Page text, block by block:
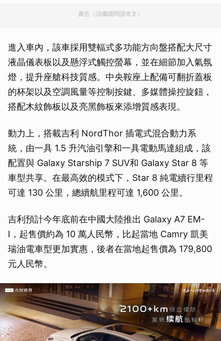
廣告（請繼續閱讀本文）
進入車內，該車採用雙輻式多功能方向盤搭配大尺寸
液晶儀表板以及懸浮式觸控螢幕，並在細節加入氣氛
燈，提升座艙科技質感。中央鞍座上配備可翻折蓋板
的杯架以及空調風量等控制按鍵、多媒體操控旋鈕，
搭配木紋飾板以及亮黑飾板來添增質感表現。
動力上，搭載吉利 NordThor 插電式混合動力系
統，由一具 1.5 升汽油引擎和一具電動馬達組成，該
配置與 Galaxy Starship 7 SUV和 Galaxy Star 8 等
車型共享。在最高效的模式下，Star 8 純電續行里程
可達 130 公里，總續航里程可達 1,600 公里。
吉利預計今年底前在中國大陸推出 Galaxy A7 EM-
I，起售價約為 10 萬人民幣，比起當地 Camry 凱美
瑞油電車型更加實惠，後者在當地起售價為 179,800
元人民幣。